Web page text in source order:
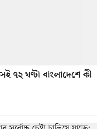
৭২ ঘণ্টা বাংলাদেশে কী